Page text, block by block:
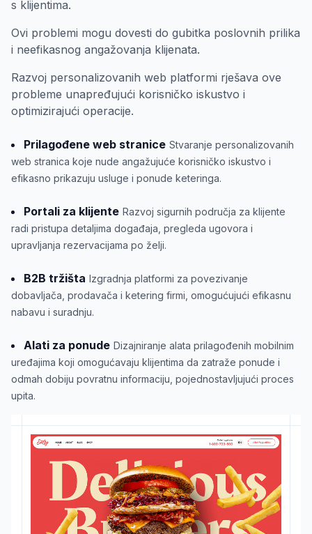
s klijentima.
Ovi problemi mogu dovesti do gubitka poslovnih prilika
i neefikasnog angažovanja klijenata.
Razvoj personalizovanih web platformi rješava ove
probleme unapređujući korisničko iskustvo i
optimizirajući operacije.
Prilagođene web stranice Stvaranje personalizovanih
web stranica koje nude angažujuće korisničko iskustvo i
efikasno prikazuju usluge i ponude keteringa.
Portali za klijente Razvoj sigurnih područja za klijente
radi pristupa detaljima događaja, pregleda ugovora i
upravljanja rezervacijama po želji.
B2B tržišta Izgradnja platformi za povezivanje
dobavljača, prodavača i ketering firmi, omogućujući efikasnu
nabavu i suradnju.
Alati za ponude Dizajniranje alata prilagođenih mobilnim
uređajima koji omogućavaju klijentima da zatraže ponude i
odmah dobiju povratnu informaciju, pojednostavljujući proces
upita.